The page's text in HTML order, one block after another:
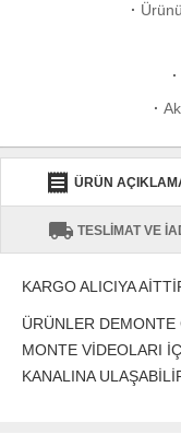
·
·
·
receipt ÜRÜN
local_shipping TESLİMAT VE
KARGO ALICIYA
ÜRÜNLER DEMONTE
MONTE VİDEOLARI
KANALINA